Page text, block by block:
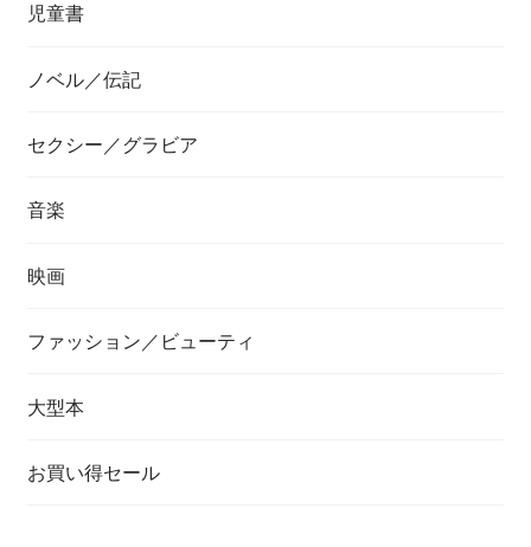
児童書
ノベル／伝記
セクシー／グラビア
音楽
映画
ファッション／ビューティ
大型本
お買い得セール